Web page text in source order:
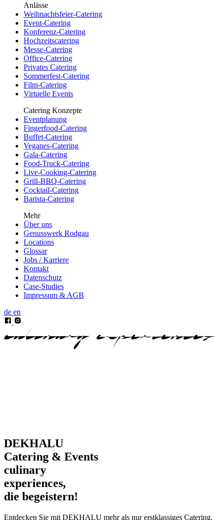
Anlässe
Weihnachtsfeier-Catering
Event-Catering
Konferenz-Catering
Hochzeitscatering
Messe-Catering
Office-Catering
Privates Catering
Sommerfest-Catering
Film-Catering
Virtuelle Events
Catering Konzepte
Eventplanung
Fingerfood-Catering
Buffet-Catering
Veganes-Catering
Gala-Catering
Food-Truck-Catering
Live-Cooking-Catering
Grill-BBQ-Catering
Cocktail-Catering
Barista-Catering
Mehr
Über uns
Genusswerk Rodgau
Locations
Glossar
Jobs / Karriere
Kontakt
Datenschutz
Case-Studies
Impressum & AGB
de en
DEKHALU
Catering & Events
culinary
experiences,
die begeistern!
Entdecken Sie mit DEKHALU mehr als nur erstklassiges Catering.